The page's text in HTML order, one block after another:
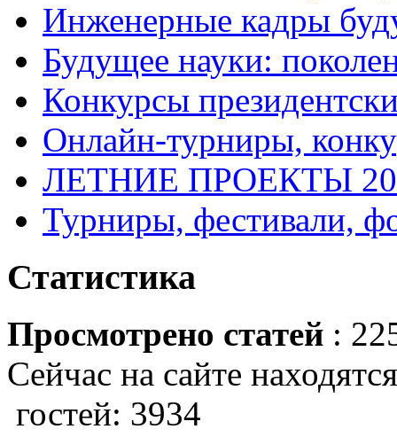
Инженерные кадры
Будущее науки:
Конкурсы
Онлайн-турниры,
ЛЕТНИЕ ПРОЕКТЫ
Турниры, фестивали,
Статистика
Просмотрено статей :
Сейчас на сайте
гостей: 3934